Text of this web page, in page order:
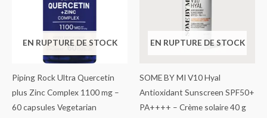
EN RUPTURE DE STOCK
Piping Rock Ultra Quercetin
plus Zinc Complex 1100 mg –
60 capsules Vegetarian
EN RUPTURE DE STOCK
SOME BY MI V10 Hyal
Antioxidant Sunscreen SPF50+
PA++++ – Crème solaire 40 g